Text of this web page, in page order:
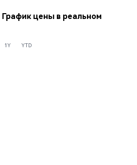
График цены в реальном
1Y YTD